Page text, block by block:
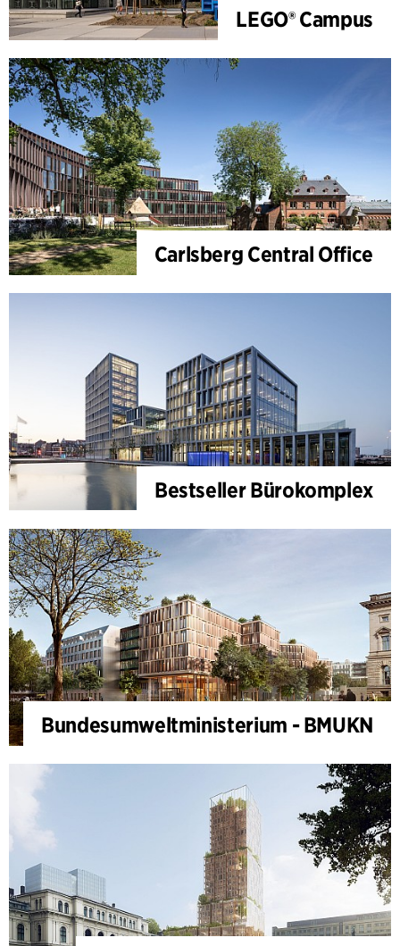
LEGO® Campus
Carlsberg Central Office
Bestseller Bürokomplex
Bundesumweltministerium - BMUKN